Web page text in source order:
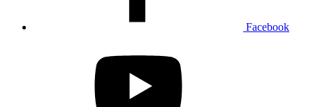
Facebook